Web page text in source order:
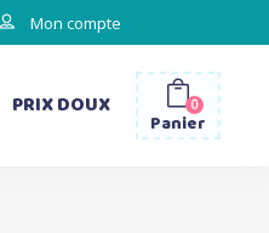
Mon compte
PRIX DOUX
Panier
0